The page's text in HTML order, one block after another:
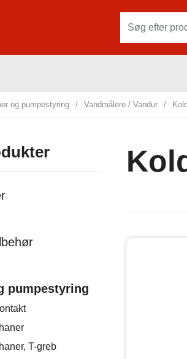
og pumpestyring / Vandmålere / Vandur /
pumpestyring
T-greb